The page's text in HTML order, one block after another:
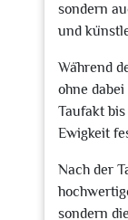
sondern
und
Während
ohne
Taufakt
Ewigkeit
Nach der
sondern